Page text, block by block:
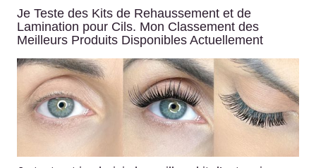
Je Teste des Kits de Rehaussement et de
Lamination pour Cils. Mon Classement des
Meilleurs Produits Disponibles Actuellement